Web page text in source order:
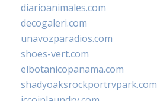
diarioanimales.com
decogaleri.com
unavozparadios.com
shoes-vert.com
elbotanicopanama.com
shadyoaksrockportrvpark.com